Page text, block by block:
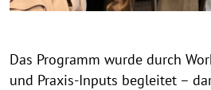
Das Programm wurde durch
und Praxis-Inputs begleitet –